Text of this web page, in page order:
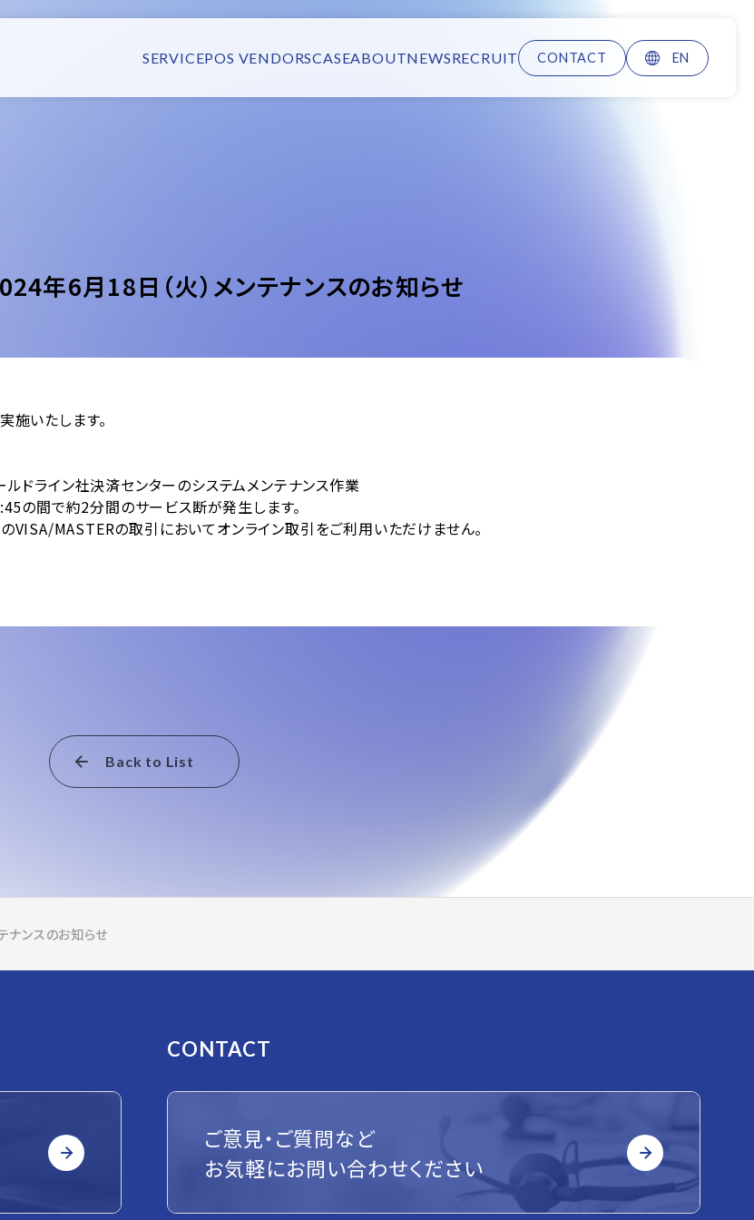
SERVICEPOS VENDORSCASEABOUTNEWSRECRUIT CONTACT EN
年6月18日（火）メンテナンスのお知らせ
施いたします。
ドライン社決済センターのシステムメンテナンス作業
間で約2分間のサービス断が発生します。
の取引においてオンライン取引をご利用いただけません。
Back to List
ナンスのお知らせ
CONTACT
ご意見・ご質問など
お気軽にお問い合わせください